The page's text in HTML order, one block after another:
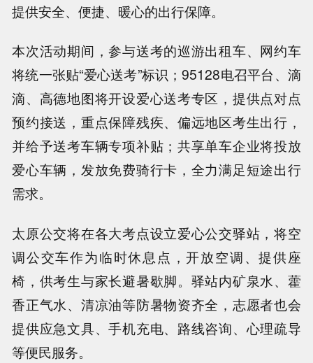
提供安全、便捷、暖心的出行保障。
本次活动期间，参与送考的巡游出租车、网约车
将统一张贴“爱心送考”标识；95128电召平台、滴
滴、高德地图将开设爱心送考专区，提供点对点
预约接送，重点保障残疾、偏远地区考生出行，
并给予送考车辆专项补贴；共享单车企业将投放
爱心车辆，发放免费骑行卡，全力满足短途出行
需求。
太原公交将在各大考点设立爱心公交驿站，将空
调公交车作为临时休息点，开放空调、提供座
椅，供考生与家长避暑歇脚。驿站内矿泉水、藿
香正气水、清凉油等防暑物资齐全，志愿者也会
提供应急文具、手机充电、路线咨询、心理疏导
等便民服务。